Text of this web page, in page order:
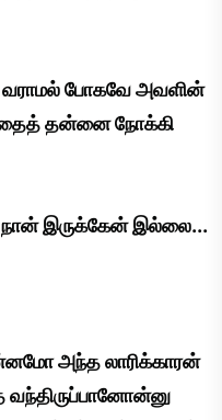
வராமல் போகவே அவளின்
தன்னை நோக்கி
இருக்கேன் இல்லை...
அந்த லாரிக்காரன்